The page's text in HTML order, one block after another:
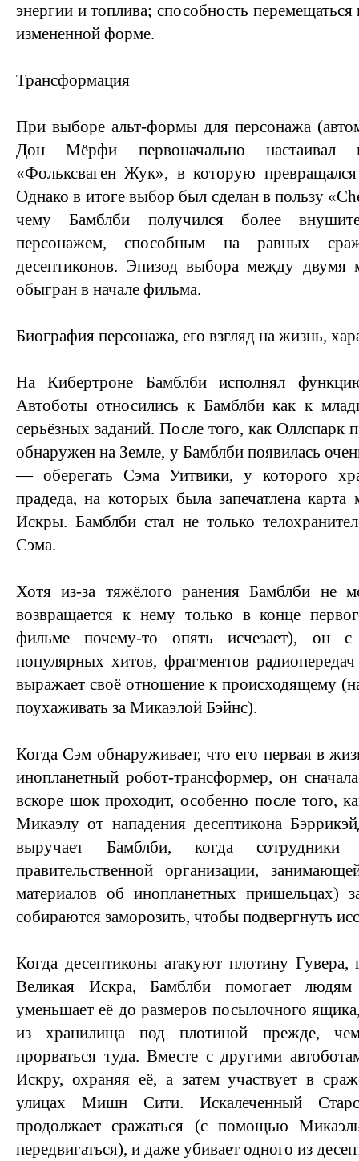
энергии и топлива; способность
измененной форме.
Трансформация
При выборе альт-формы для персонажа
Дон Мёрфи первоначально настаивал
«Фольксваген Жук», в которую
Однако в итоге выбор был сделан в пользу
чему Бамблби получился более
персонажем, способным на равных
десептиконов. Эпизод выбора между
обыгран в начале фильма.
Биография персонажа, его взгляд на жизнь,
На Кибертроне Бамблби исполнял
Автоботы относились к Бамблби как к
серьёзных заданий. После того, как Оллспарк
обнаружен на Земле, у Бамблби появилась
— оберегать Сэма Уитвики, у которого
прадеда, на которых была запечатлена
Искры. Бамблби стал не только
Сэма.
Хотя из-за тяжёлого ранения Бамблби не
возвращается к нему только в конце
фильме почему-то опять исчезает), он
популярных хитов, фрагментов
выражает своё отношение к происходящему
поухаживать за Микаэлой Бэйнс).
Когда Сэм обнаруживает, что его первая в
инопланетный робот-трансформер, он
вскоре шок проходит, особенно после того,
Микаэлу от нападения десептикона
выручает Бамблби, когда
правительственной организации,
материалов об инопланетных пришельцах)
собираются заморозить, чтобы подвергнуть
Когда десептиконы атакуют плотину Гувера,
Великая Искра, Бамблби помогает
уменьшает её до размеров посылочного
из хранилища под плотиной прежде,
прорваться туда. Вместе с другими
Искру, охраняя её, а затем участвует в
улицах Мишн Сити. Искалеченный
продолжает сражаться (с помощью
передвигаться), и даже убивает одного из